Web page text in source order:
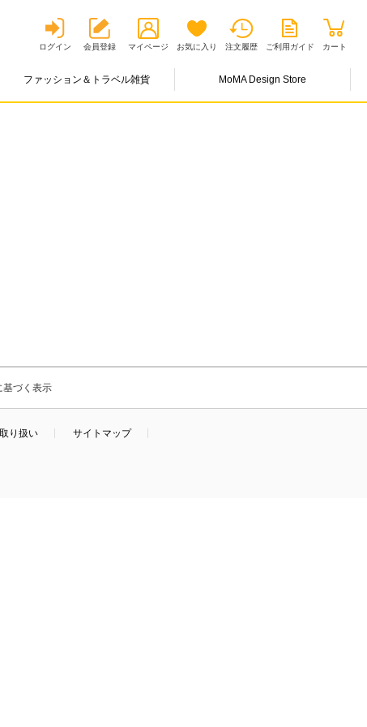
ログイン 会員登録 マイページ お気に入り 注文履歴 ご利用ガイド カート
ファッション＆トラベル雑貨 MoMA Design Store
基づく表示
り扱い サイトマップ